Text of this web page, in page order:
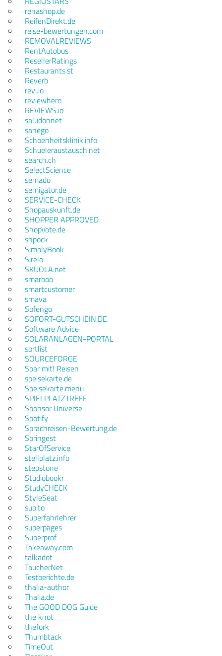
rehashop.de
ReifenDirekt.de
reise-bewertungen.com
REMOVALREVIEWS
RentAutobus
ResellerRatings
Restaurants.st
Reverb
revi.io
reviewhero
REVIEWS.io
saludonnet
sanego
Schoenheitsklinik.info
Schueleraustausch.net
search.ch
SelectScience
semado
semigator.de
SERVICE-CHECK
Shopauskunft.de
SHOPPER APPROVED
ShopVote.de
shpock
SimplyBook
Sirelo
SKUOLA.net
smarboo
smartcustomer
smava
Sofengo
SOFORT-GUTSCHEIN.DE
Software Advice
SOLARANLAGEN-PORTAL
sortlist
SOURCEFORGE
Spar mit! Reisen
speisekarte.de
Speisekarte.menu
SPIELPLATZTREFF
Sponsor Universe
Spotify
Sprachreisen-Bewertung.de
Springest
StarOfService
stellplatz.info
stepstone
Studiobookr
StudyCHECK
StyleSeat
subito
Superfahrlehrer
superpages
Superprof
Takeaway.com
talkadot
TaucherNet
Testberichte.de
thalia-author
Thalia.de
The GOOD DOG Guide
the knot
thefork
Thumbtack
TimeOut